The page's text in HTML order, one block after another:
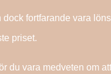
dock fortfarande vara
priset.
du vara medveten om